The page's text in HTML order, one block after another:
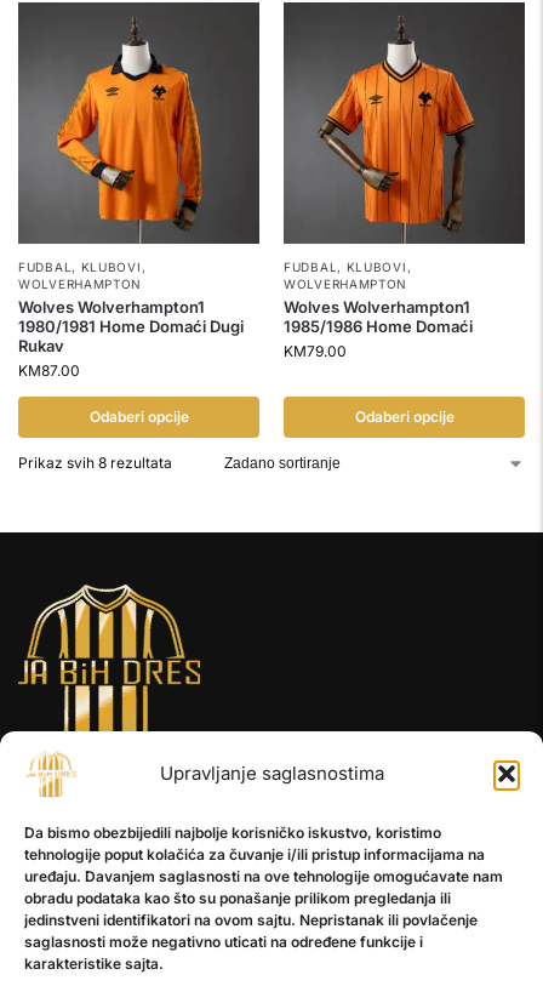
Upravljanje saglasnostima
Da bismo obezbijedili najbolje korisničko iskustvo, koristimo
tehnologije poput kolačića za čuvanje i/ili pristup informacijama na
uređaju. Davanjem saglasnosti na ove tehnologije omogućavate nam
obradu podataka kao što su ponašanje prilikom pregledanja ili
jedinstveni identifikatori na ovom sajtu. Nepristanak ili povlačenje
saglasnosti može negativno uticati na određene funkcije i
karakteristike sajta.
FUDBAL , KLUBOVI ,
WOLVERHAMPTON
Wolves Wolverhampton1
1980/1981 Home Domaći Dugi
Rukav
KM87.00
Odaberi opcije
FUDBAL , KLUBOVI ,
WOLVERHAMPTON
Wolves Wolverhampton1
1985/1986 Home Domaći
KM79.00
Odaberi opcije
Prikaz svih 8 rezultata
INFORMACIJE
O nama
Kontakt
POMOĆ